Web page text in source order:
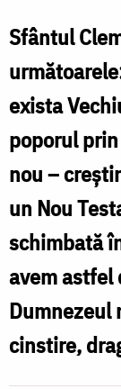
a
fost
dragoste
atunci
când
Hristos
S-
a
făcut
Om
Sfântul
exista
poporul
nou –
un Nou
schimbată
avem astfel
Dumnezeul
cinstire,